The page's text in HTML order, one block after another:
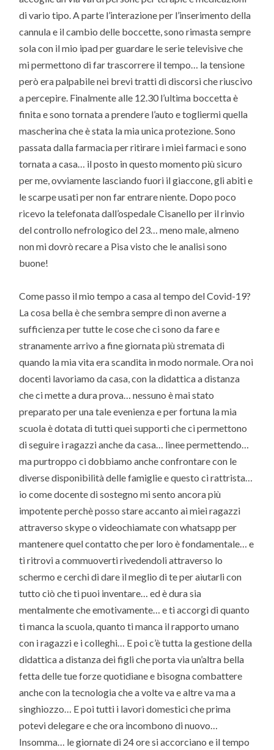
di vario tipo. A parte l’interazione per l’inserimento della
cannula e il cambio delle boccette, sono rimasta sempre
sola con il mio ipad per guardare le serie televisive che
mi permettono di far trascorrere il tempo… la tensione
però era palpabile nei brevi tratti di discorsi che riuscivo
a percepire. Finalmente alle 12.30 l’ultima boccetta è
finita e sono tornata a prendere l’auto e togliermi quella
mascherina che è stata la mia unica protezione. Sono
passata dalla farmacia per ritirare i miei farmaci e sono
tornata a casa… il posto in questo momento più sicuro
per me, ovviamente lasciando fuori il giaccone, gli abiti e
le scarpe usati per non far entrare niente. Dopo poco
ricevo la telefonata dall’ospedale Cisanello per il rinvio
del controllo nefrologico del 23… meno male, almeno
non mi dovrò recare a Pisa visto che le analisi sono
buone!
Come passo il mio tempo a casa al tempo del Covid-19?
La cosa bella è che sembra sempre di non averne a
sufficienza per tutte le cose che ci sono da fare e
stranamente arrivo a fine giornata più stremata di
quando la mia vita era scandita in modo normale. Ora noi
docenti lavoriamo da casa, con la didattica a distanza
che ci mette a dura prova… nessuno è mai stato
preparato per una tale evenienza e per fortuna la mia
scuola è dotata di tutti quei supporti che ci permettono
di seguire i ragazzi anche da casa… linee permettendo…
ma purtroppo ci dobbiamo anche confrontare con le
diverse disponibilità delle famiglie e questo ci rattrista…
io come docente di sostegno mi sento ancora più
impotente perchè posso stare accanto ai miei ragazzi
attraverso skype o videochiamate con whatsapp per
mantenere quel contatto che per loro è fondamentale… e
ti ritrovi a commuoverti rivedendoli attraverso lo
schermo e cerchi di dare il meglio di te per aiutarli con
tutto ciò che ti puoi inventare… ed è dura sia
mentalmente che emotivamente… e ti accorgi di quanto
ti manca la scuola, quanto ti manca il rapporto umano
con i ragazzi e i colleghi… E poi c’è tutta la gestione della
didattica a distanza dei figli che porta via un’altra bella
fetta delle tue forze quotidiane e bisogna combattere
anche con la tecnologia che a volte va e altre va ma a
singhiozzo… E poi tutti i lavori domestici che prima
potevi delegare e che ora incombono di nuovo…
Insomma… le giornate di 24 ore si accorciano e il tempo